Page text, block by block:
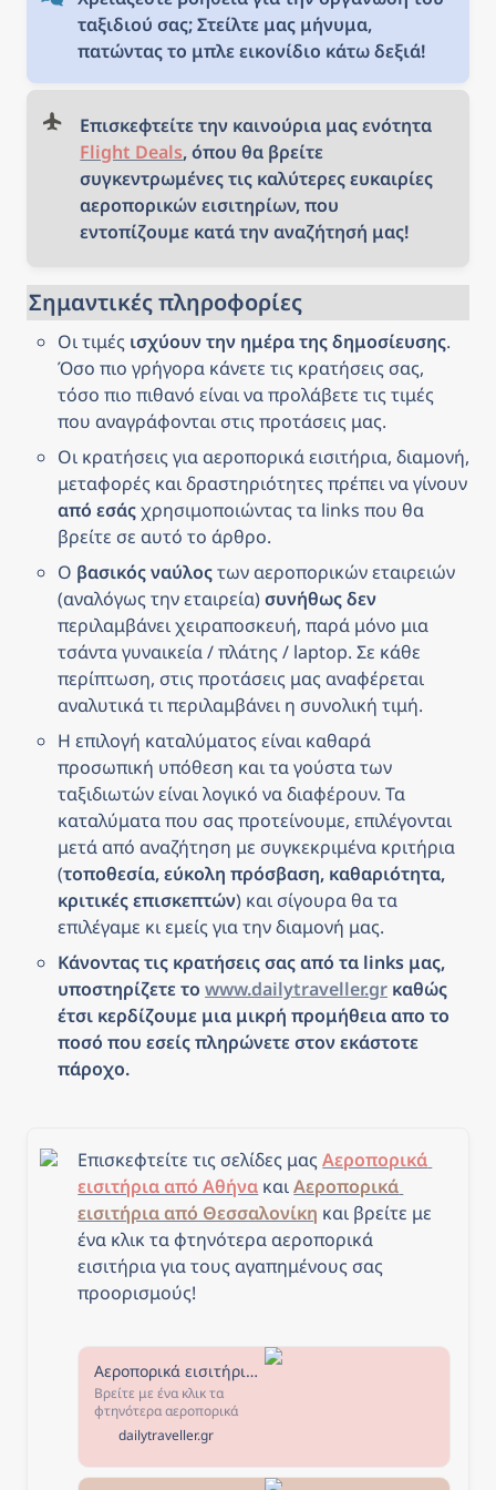
ταξιδιού σας; Στείλτε μας μήνυμα,
πατώντας το μπλε εικονίδιο κάτω δεξιά!
Flight Deals, όπου θα βρείτε
συγκεντρωμένες τις καλύτερες ευκαιρίες
αεροπορικών εισιτηρίων, που
εντοπίζουμε κατά την αναζήτησή μας!
Σημαντικές πληροφορίες
Οι τιμές ισχύουν την ημέρα της δημοσίευσης.
Όσο πιο γρήγορα κάνετε τις κρατήσεις σας,
τόσο πιο πιθανό είναι να προλάβετε τις τιμές
που αναγράφονται στις προτάσεις μας.
Οι κρατήσεις για αεροπορικά εισιτήρια, διαμονή,
από εσάς χρησιμοποιώντας τα links που θα
βρείτε σε αυτό το άρθρο.
Ο βασικός ναύλος των αεροπορικών εταιρειών
(αναλόγως την εταιρεία) συνήθως δεν
περιλαμβάνει χειραποσκευή, παρά μόνο μια
τσάντα γυναικεία / πλάτης / laptop. Σε κάθε
περίπτωση, στις προτάσεις μας αναφέρεται
αναλυτικά τι περιλαμβάνει η συνολική τιμή.
Η επιλογή καταλύματος είναι καθαρά
προσωπική υπόθεση και τα γούστα των
ταξιδιωτών είναι λογικό να διαφέρουν. Τα
καταλύματα που σας προτείνουμε, επιλέγονται
μετά από αναζήτηση με συγκεκριμένα κριτήρια
(τοποθεσία, εύκολη πρόσβαση, καθαριότητα,
κριτικές επισκεπτών) και σίγουρα θα τα
επιλέγαμε κι εμείς για την διαμονή μας.
Κάνοντας τις κρατήσεις σας από τα links μας,
υποστηρίζετε το www.dailytraveller.gr καθώς
έτσι κερδίζουμε μια μικρή προμήθεια απο το
ποσό που εσείς πληρώνετε στον εκάστοτε
πάροχο.
Επισκεφτείτε τις σελίδες μας Αεροπορικά
εισιτήρια από Αθήνα και Αεροπορικά
εισιτήρια από Θεσσαλονίκη και βρείτε με
ένα κλικ τα φτηνότερα αεροπορικά
εισιτήρια για τους αγαπημένους σας
προορισμούς!
Αεροπορικά εισιτήρια από Αθήνα - The Daily Traveller
Βρείτε με ένα κλικ τα
φτηνότερα αεροπορικά
εισιτήρια από Αθήνα για
τους αγαπημένους σας
προορισμούς! Επιλέξτε τον
προορισμό που σας
dailytraveller.gr